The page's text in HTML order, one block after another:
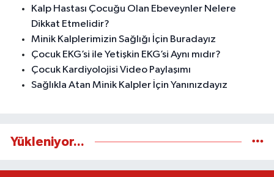
Kalp Hastası Çocuğu Olan Ebeveynler Nelere
Dikkat Etmelidir?
Minik Kalplerimizin Sağlığı İçin Buradayız
Çocuk EKG’si ile Yetişkin EKG’si Aynı mıdır?
Çocuk Kardiyolojisi Video Paylaşımı
Sağlıkla Atan Minik Kalpler İçin Yanınızdayız
Yükleniyor...